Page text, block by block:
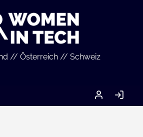
// Österreich // Schweiz
MEIN
ACCOUNT